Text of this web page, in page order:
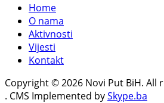
Home
O nama
Aktivnosti
Vijesti
Kontakt
Copyright © 2026 Novi Put BiH. All
. CMS Implemented bySkype.ba